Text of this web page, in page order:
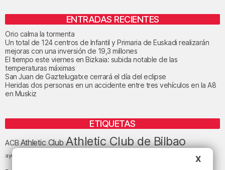
ENTRADAS RECIENTES
Orio calma la tormenta
Un total de 124 centros de Infantil y Primaria de Euskadi realizarán
mejoras con una inversión de 19,3 millones
El tiempo este viernes en Bizkaia: subida notable de las
temperaturas máximas
San Juan de Gaztelugatxe cerrará el día del eclipse
Heridas dos personas en un accidente entre tres vehículos en la A8
en Muskiz
ETIQUETAS
ACBAthletic ClubAthletic Club de Bilbao
ayuntamiento de Bilbao BEC (BilbaoX